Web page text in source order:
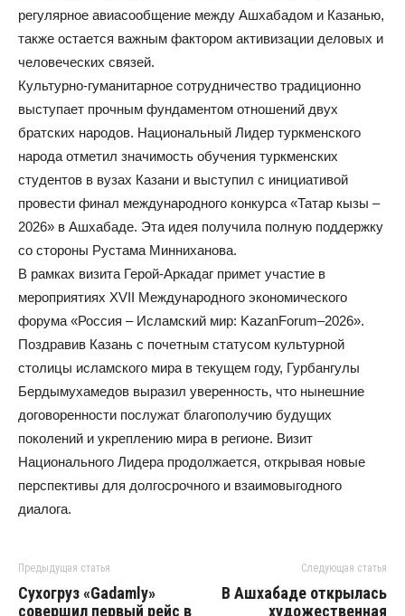
регулярное авиасообщение между Ашхабадом и Казанью,
также остается важным фактором активизации деловых и
человеческих связей.
Культурно-гуманитарное сотрудничество традиционно
выступает прочным фундаментом отношений двух
братских народов. Национальный Лидер туркменского
народа отметил значимость обучения туркменских
студентов в вузах Казани и выступил с инициативой
провести финал международного конкурса «Татар кызы –
2026» в Ашхабаде. Эта идея получила полную поддержку
со стороны Рустама Минниханова.
В рамках визита Герой-Аркадаг примет участие в
мероприятиях XVII Международного экономического
форума «Россия – Исламский мир: KazanForum–2026».
Поздравив Казань с почетным статусом культурной
столицы исламского мира в текущем году, Гурбангулы
Бердымухамедов выразил уверенность, что нынешние
договоренности послужат благополучию будущих
поколений и укреплению мира в регионе. Визит
Национального Лидера продолжается, открывая новые
перспективы для долгосрочного и взаимовыгодного
диалога.
Предыдущая статья
Сухогруз «Gadamly»
совершил первый рейс в
Следующая статья
В Ашхабаде открылась
художественная